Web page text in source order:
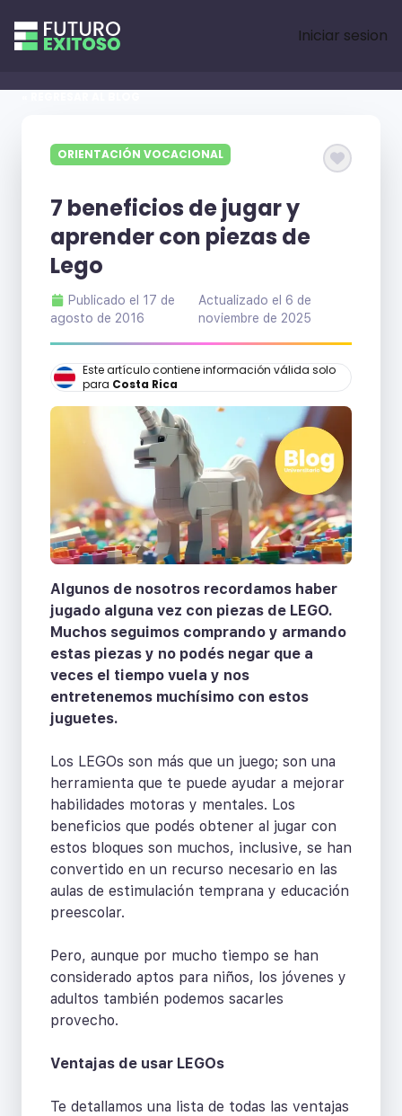
Iniciar sesion
ORIENTACIÓN VOCACIONAL
7 beneficios de jugar y
aprender con piezas de
Lego
Publicado el 17 de
agosto de 2016
Actualizado el 6 de
noviembre de 2025
Este artículo contiene información válida solo
para Costa Rica
Algunos de nosotros recordamos haber
jugado alguna vez con piezas de LEGO.
Muchos seguimos comprando y armando
estas piezas y no podés negar que a
veces el tiempo vuela y nos
entretenemos muchísimo con estos
juguetes.
Los LEGOs son más que un juego; son una
herramienta que te puede ayudar a mejorar
habilidades motoras y mentales. Los
beneficios que podés obtener al jugar con
estos bloques son muchos, inclusive, se han
convertido en un recurso necesario en las
aulas de estimulación temprana y educación
preescolar.
Pero, aunque por mucho tiempo se han
considerado aptos para niños, los jóvenes y
adultos también podemos sacarles
provecho.
Ventajas de usar LEGOs
Te detallamos una lista de todas las ventajas